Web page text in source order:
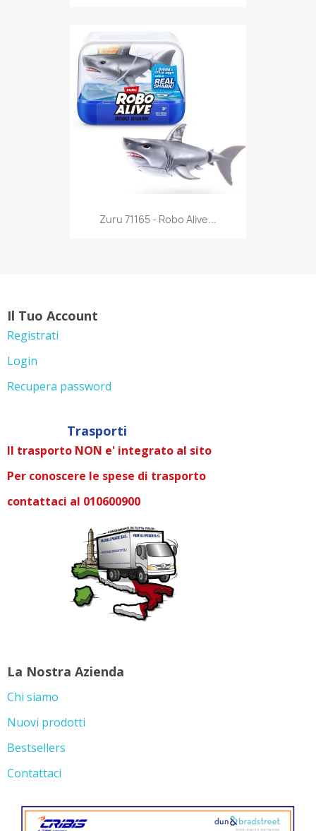
Anteprima
Zuru 71165 - Robo Alive...
Il Tuo Account
Registrati
Login
Recupera password
Trasporti
Il trasporto NON e' integrato al sito
Per conoscere le spese di trasporto
contattaci al 010600900
La Nostra Azienda
Chi siamo
Nuovi prodotti
Bestsellers
Contattaci